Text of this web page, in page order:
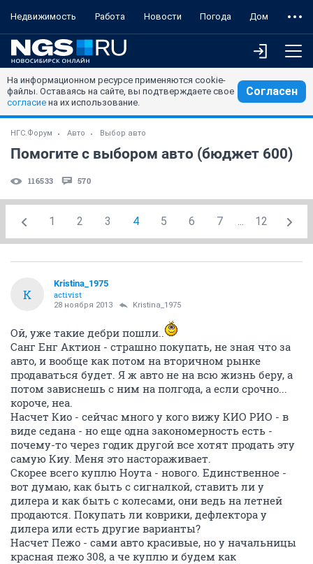
Недвижимость Работа Новости Погода Дом
На информационном ресурсе применяются cookie-
файлы. Оставаясь на сайте, вы подтверждаете свое
согласие на их использование.
Согласен
НГС.Форум Авто Выбор авто
Помогите с выбором авто (бюджет 600)
116533 570
1 2 3 4 5 6 7 ... 12
K
Kristina_1975
activist
28 ноября 2013 Kristina_1975
Ой, уже такие дебри пошли..
Санг Енг Актион - страшно покупать, не зная что за
авто, и вообще как потом на вторичном рынке
продаваться будет. Я ж авто не на всю жизнь беру, а
потом зависнешь с ним на полгода, а если срочно...
короче, неа.
Насчет Кио - сейчас много у кого вижу КИО РИО - в
виде седана - но еще одна закономерность есть -
почему-то через годик другой все хотят продать эту
самую Киу. Меня это настораживает.
Скорее всего куплю Ноута - нового. Единственное -
вот думаю, как быть с сигналкой, ставить ли у
дилера и как быть с колесами, они ведь на летней
продаются. Покупать ли коврики, дефлектора у
дилера или есть другие варианты?
Насчет Пежо - сами авто красивые, но у начальницы
красная пежо 308, а че куплю и будем как